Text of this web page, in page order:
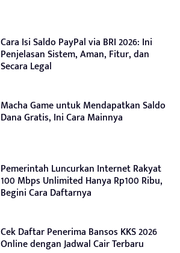
Cara Isi Saldo PayPal via BRI 2026: Ini
Penjelasan Sistem, Aman, Fitur, dan
Secara Legal
Macha Game untuk Mendapatkan Saldo
Dana Gratis, Ini Cara Mainnya
Pemerintah Luncurkan Internet Rakyat
100 Mbps Unlimited Hanya Rp100 Ribu,
Begini Cara Daftarnya
Cek Daftar Penerima Bansos KKS 2026
Online dengan Jadwal Cair Terbaru